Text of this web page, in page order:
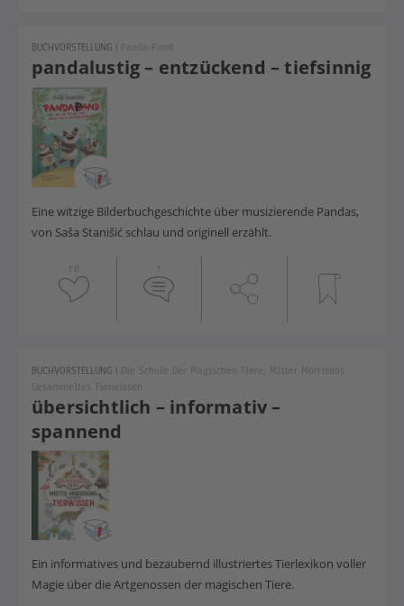
pandalustig – entzückend – tiefsinnig
BUCHVORSTELLUNG | Panda-Pand
Eine witzige Bilderbuchgeschichte über musizierende Pandas,
von Saša Stanišić schlau und originell erzählt.
10 1
übersichtlich – informativ –
spannend
BUCHVORSTELLUNG | Die Schule Der Magischen Tiere: Mister Morrisons
Gesammeltes Tierwissen
Ein informatives und bezaubernd illustriertes Tierlexikon voller
Magie über die Artgenossen der magischen Tiere.